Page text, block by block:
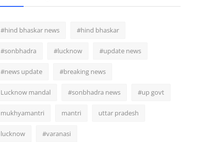
#hind bhaskar news #hind bhaskar
#sonbhadra #lucknow #update news
#news update #breaking news
Lucknow mandal #sonbhadra news #up govt
mukhyamantri mantri uttar pradesh
lucknow #varanasi